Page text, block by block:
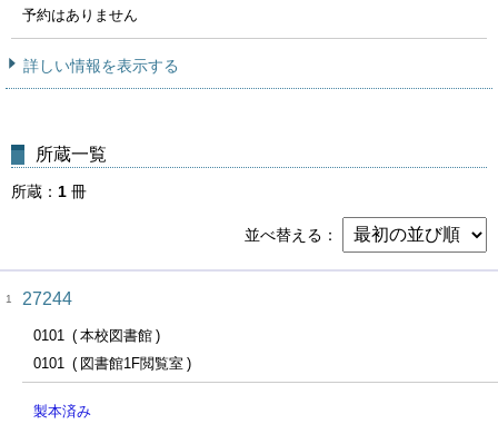
予約はありません
詳しい情報を表示する
所蔵一覧
所蔵 1 冊
並べ替える
1 27244
0101
本校図書館
0101
図書館1F閲覧室
製本済み